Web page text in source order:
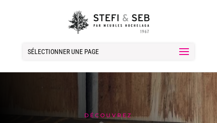
SÉLECTIONNER UNE PAGE
DÉCOUVREZ